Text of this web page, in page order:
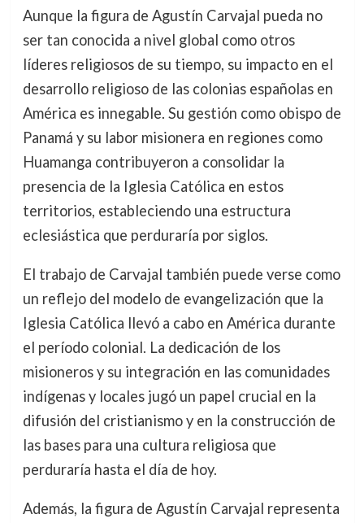
Aunque la figura de Agustín Carvajal pueda no
ser tan conocida a nivel global como otros
líderes religiosos de su tiempo, su impacto en el
desarrollo religioso de las colonias españolas en
América es innegable. Su gestión como obispo de
Panamá y su labor misionera en regiones como
Huamanga contribuyeron a consolidar la
presencia de la Iglesia Católica en estos
territorios, estableciendo una estructura
eclesiástica que perduraría por siglos.
El trabajo de Carvajal también puede verse como
un reflejo del modelo de evangelización que la
Iglesia Católica llevó a cabo en América durante
el período colonial. La dedicación de los
misioneros y su integración en las comunidades
indígenas y locales jugó un papel crucial en la
difusión del cristianismo y en la construcción de
las bases para una cultura religiosa que
perduraría hasta el día de hoy.
Además, la figura de Agustín Carvajal representa